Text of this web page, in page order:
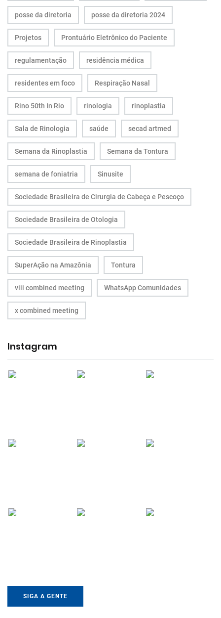
posse da diretoria posse da diretoria 2024
Projetos Prontuário Eletrônico do Paciente
regulamentação residência médica
residentes em foco Respiração Nasal
Rino 50th In Rio rinologia rinoplastia
Sala de Rinologia saúde secad artmed
Semana da Rinoplastia Semana da Tontura
semana de foniatria Sinusite
Sociedade Brasileira de Cirurgia de Cabeça e Pescoço
Sociedade Brasileira de Otologia
Sociedade Brasileira de Rinoplastia
SuperAção na Amazônia Tontura
viii combined meeting WhatsApp Comunidades
x combined meeting
Instagram
SIGA A GENTE